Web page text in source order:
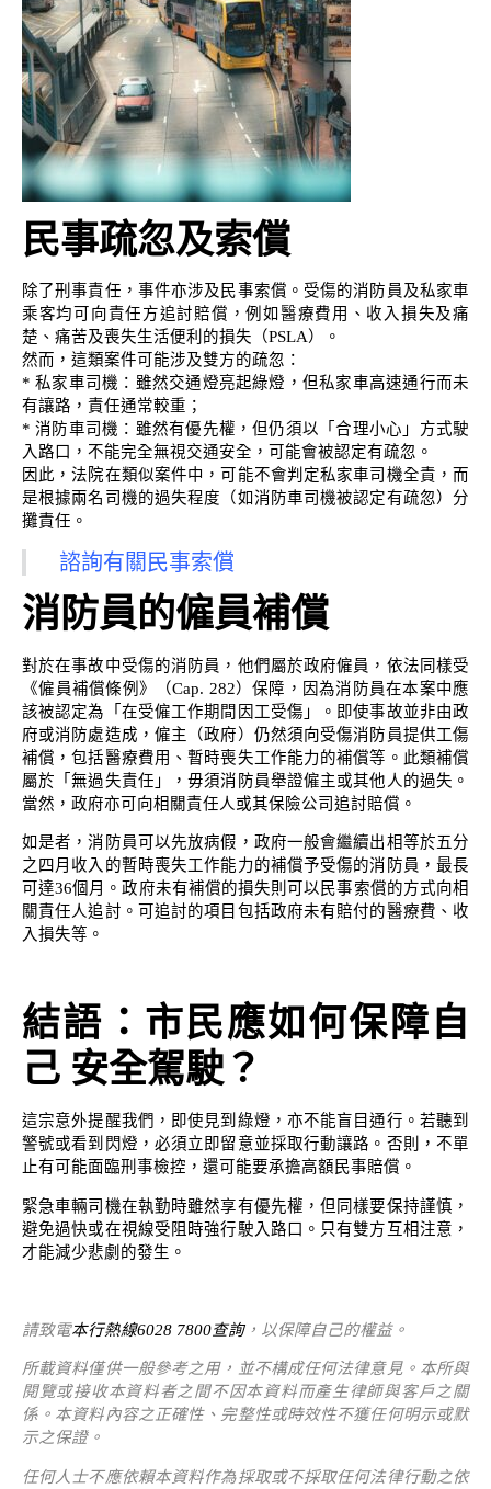
民事疏忽及索償
除了刑事責任，事件亦涉及民事索償。受傷的消防員及私家車
乘客均可向責任方追討賠償，例如醫療費用、收入損失及痛
楚、痛苦及喪失生活便利的損失（PSLA）。
然而，這類案件可能涉及雙方的疏忽：
* 私家車司機：雖然交通燈亮起綠燈，但私家車高速通行而未
有讓路，責任通常較重；
* 消防車司機：雖然有優先權，但仍須以「合理小心」方式駛
入路口，不能完全無視交通安全，可能會被認定有疏忽。
因此，法院在類似案件中，可能不會判定私家車司機全責，而
是根據兩名司機的過失程度（如消防車司機被認定有疏忽）分
攤責任。
諮詢有關民事索償
消防員的僱員補償
對於在事故中受傷的消防員，他們屬於政府僱員，依法同樣受
《僱員補償條例》（Cap. 282）保障，因為消防員在本案中應
該被認定為「在受僱工作期間因工受傷」。即使事故並非由政
府或消防處造成，僱主（政府）仍然須向受傷消防員提供工傷
補償，包括醫療費用、暫時喪失工作能力的補償等。此類補償
屬於「無過失責任」，毋須消防員舉證僱主或其他人的過失。
當然，政府亦可向相關責任人或其保險公司追討賠償。
如是者，消防員可以先放病假，政府一般會繼續出相等於五分
之四月收入的暫時喪失工作能力的補償予受傷的消防員，最長
可達36個月。政府未有補償的損失則可以民事索償的方式向相
關責任人追討。可追討的項目包括政府未有賠付的醫療費、收
入損失等。
結語：市民應如何保障自
己 安全駕駛？
這宗意外提醒我們，即使見到綠燈，亦不能盲目通行。若聽到
警號或看到閃燈，必須立即留意並採取行動讓路。否則，不單
止有可能面臨刑事檢控，還可能要承擔高額民事賠償。
緊急車輛司機在執勤時雖然享有優先權，但同樣要保持謹慎，
避免過快或在視線受阻時強行駛入路口。只有雙方互相注意，
才能減少悲劇的發生。
請致電本行熱線6028 7800查詢，以保障自己的權益。
所載資料僅供一般參考之用，並不構成任何法律意見。本所與
閱覽或接收本資料者之間不因本資料而產生律師與客戶之關
係。本資料內容之正確性、完整性或時效性不獲任何明示或默
示之保證。
任何人士不應依賴本資料作為採取或不採取任何法律行動之依